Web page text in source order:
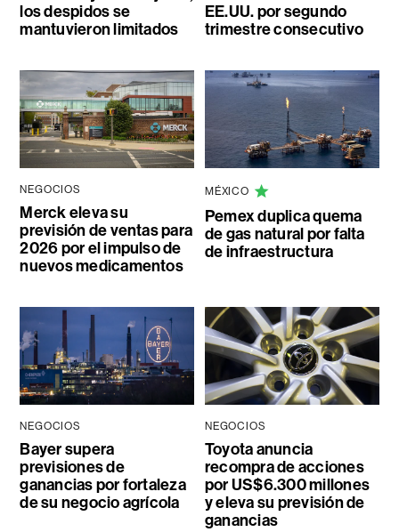
los despidos se
mantuvieron limitados
EE.UU. por segundo
trimestre consecutivo
NEGOCIOS
Merck eleva su
previsión de ventas para
2026 por el impulso de
nuevos medicamentos
MÉXICO
Pemex duplica quema
de gas natural por falta
de infraestructura
NEGOCIOS
Bayer supera
previsiones de
ganancias por fortaleza
de su negocio agrícola
NEGOCIOS
Toyota anuncia
recompra de acciones
por US$6.300 millones
y eleva su previsión de
ganancias